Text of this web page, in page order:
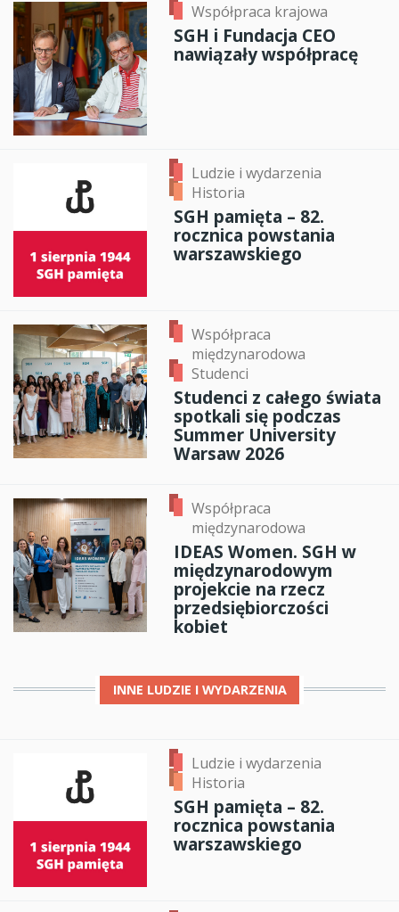
Współpraca krajowa
SGH i Fundacja CEO
nawiązały współpracę
Ludzie i wydarzenia
Historia
SGH pamięta – 82.
rocznica powstania
warszawskiego
Współpraca
międzynarodowa
Studenci
Studenci z całego świata
spotkali się podczas
Summer University
Warsaw 2026
Współpraca
międzynarodowa
IDEAS Women. SGH w
międzynarodowym
projekcie na rzecz
przedsiębiorczości
kobiet
INNE LUDZIE I WYDARZENIA
Ludzie i wydarzenia
Historia
SGH pamięta – 82.
rocznica powstania
warszawskiego